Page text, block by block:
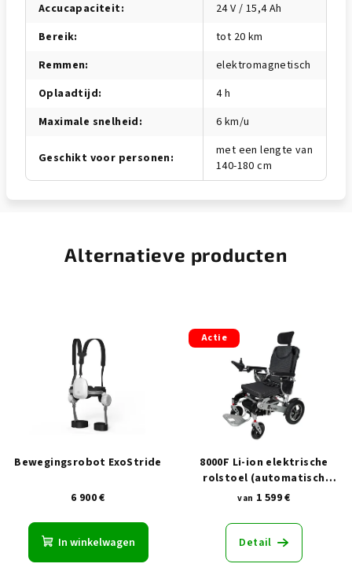
Accucapaciteit:
24 V / 15,4 Ah
Bereik:
tot 20 km
Remmen:
elektromagnetisch
Oplaadtijd:
4 h
Maximale snelheid: 6 km/u
Geschikt voor personen:
met een lengte van
140-180 cm
Alternatieve producten
Bewegingsrobot ExoStride
6 900 €
In winkelwagen
Actie
8000F Li-ion elektrische
rolstoel (automatisch
opvouwbaar)+ GRATIS
van 1 599 €
Detail